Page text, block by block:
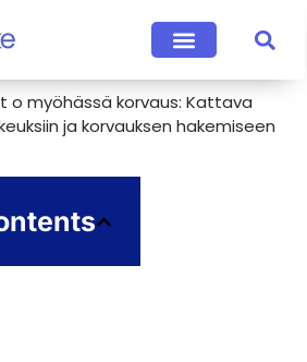
o myöhässä korvaus: Kattava
ja korvauksen hakemiseen